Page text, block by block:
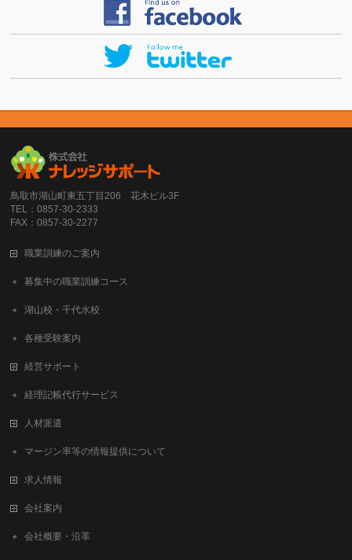
鳥取市湖山町東五丁目206 花木ビル3F
TEL：0857-30-2333
FAX：0857-30-2277
職業訓練のご案内
募集中の職業訓練コース
湖山校・千代水校
各種受験案内
経営サポート
経理記帳代行サービス
人材派遣
マージン率等の情報提供について
求人情報
会社案内
会社概要・沿革